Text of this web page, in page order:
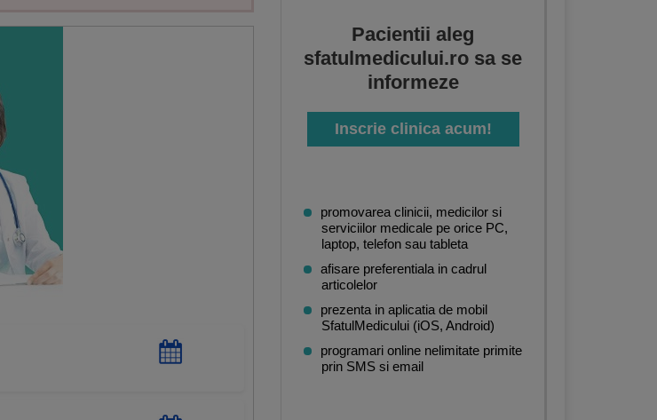
Pacientii aleg
sfatulmedicului.ro sa se
informeze
Inscrie clinica acum!
promovarea clinicii, medicilor si
serviciilor medicale pe orice PC,
laptop, telefon sau tableta
afisare preferentiala in cadrul
articolelor
prezenta in aplicatia de mobil
SfatulMedicului (iOS, Android)
programari online nelimitate primite
prin SMS si email